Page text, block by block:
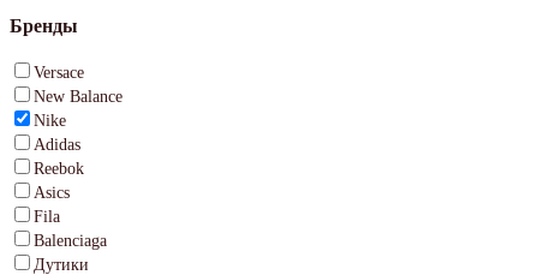
Бренды
Versace
New Balance
Nike
Adidas
Reebok
Asics
Fila
Balenciaga
Дутики